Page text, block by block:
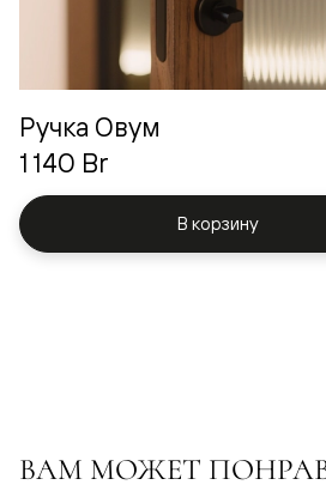
Ручка Овум
1 140 Br
В корзину
ВАМ МОЖЕТ